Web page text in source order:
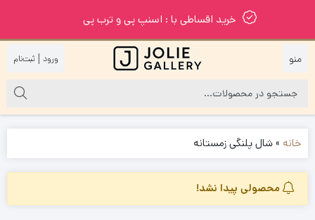
خرید اقساطی با : اسنپ پی و ترب پی
|
خانه »شال پلنگی زمستانه
محصولی پیدا نشد!